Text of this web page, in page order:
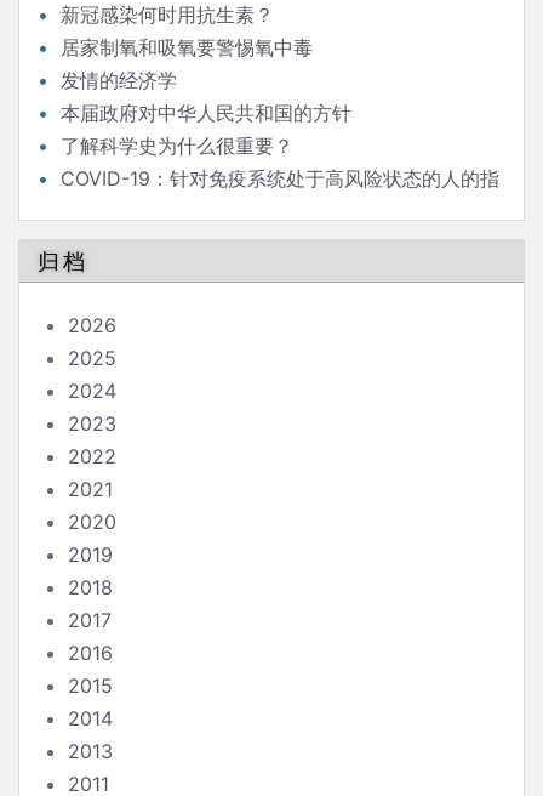
新冠感染何时用抗生素？
居家制氧和吸氧要警惕氧中毒
发情的经济学
本届政府对中华人民共和国的方针
了解科学史为什么很重要？
COVID-19：针对免疫系统处于高风险状态的人的指
归档
2026
2025
2024
2023
2022
2021
2020
2019
2018
2017
2016
2015
2014
2013
2011